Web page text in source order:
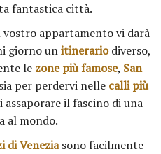
fantastica città.
appartamento vi darà
giorno unitinerariodiverso,
le zone più famose, San
per perdervi nelle calli più
assaporare il fascino di una
al mondo.
di Veneziasono facilmente